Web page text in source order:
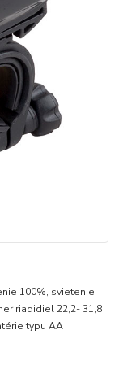
100%, svietenie
riadidiel 22,2- 31,8
typu AA